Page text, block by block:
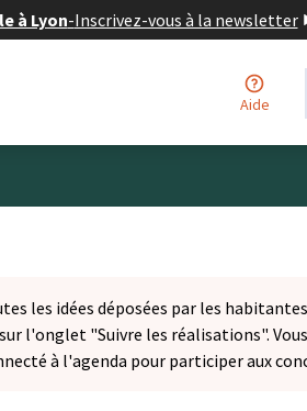
à Lyon-Inscrivez-vous à la newsletter
Aide
les idées déposées par les
l'onglet "Suivre les réalisations".
à l'agenda pour participer aux